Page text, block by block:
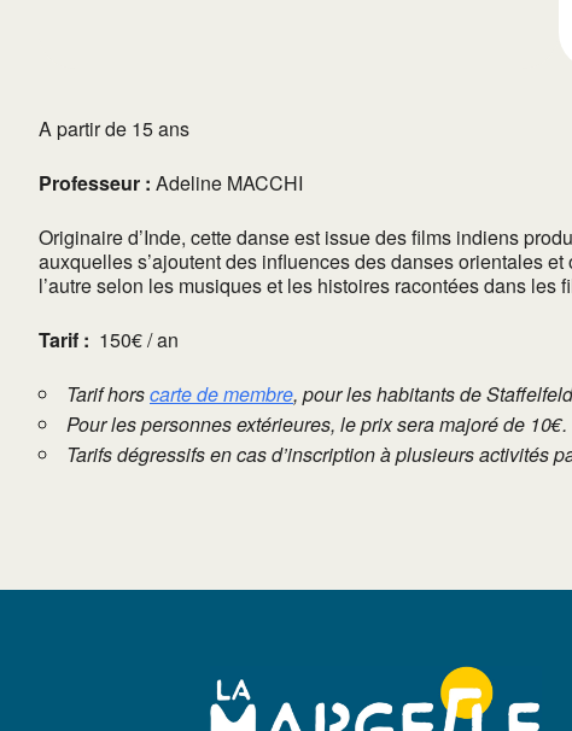
A partir de 15 ans
Professeur : Adeline MACCHI
Originaire d’Inde, cette danse est issue des films indiens
auxquelles s’ajoutent des influences des danses orientales
l’autre selon les musiques et les histoires racontées dans
Tarif : 150€ / an
Tarif horscarte de membre, pour les habitants de
Pour les personnes extérieures, le prix sera majoré de 10€.
Tarifs dégressifs en cas d’inscription à plusieurs activités